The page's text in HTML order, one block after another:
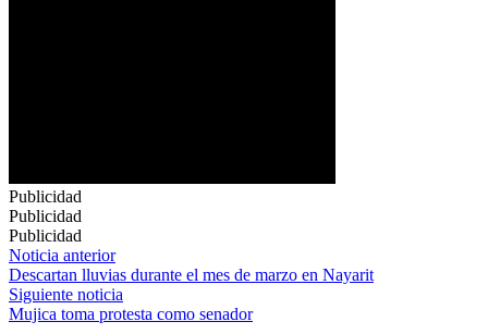
Publicidad
Publicidad
Publicidad
Navegación
de
entradas
Noticia anterior
Descartan lluvias durante el mes de marzo en Nayarit
Siguiente noticia
Mujica toma protesta como senador